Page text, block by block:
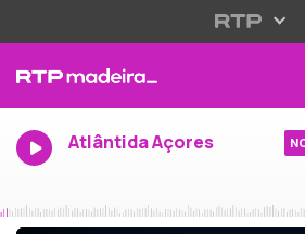
Atlântida Açores